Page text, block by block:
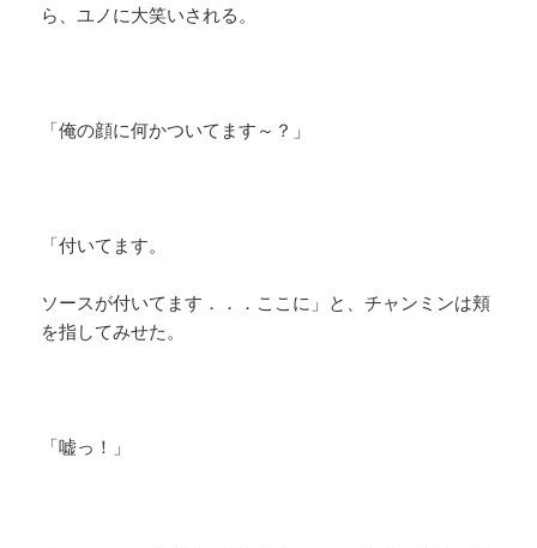
ら、ユノに大笑いされる。
「俺の顔に何かついてます～？」
「付いてます。
ソースが付いてます．．．ここに」と、チャンミンは頬
を指してみせた。
「嘘っ！」